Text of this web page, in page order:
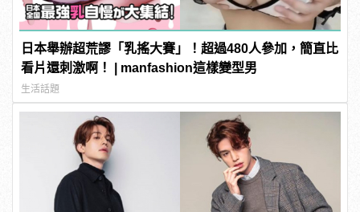
日本舉辦超荒謬「乳搖大賽」！超過480人參加，簡直比
看片還刺激啊！ | manfashion這樣變型男
生活話題